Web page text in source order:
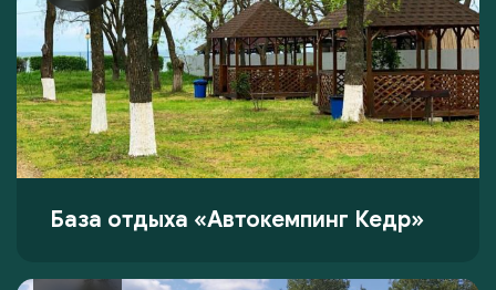
База отдыха «Автокемпинг Кедр»